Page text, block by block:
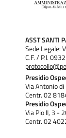
ASST SANTI
Sede Legale:
C.F. / P.I.
Presidio
Via Antonio
Centr. 02
Presidio
Via Pio II, 3 -
Centr. 02